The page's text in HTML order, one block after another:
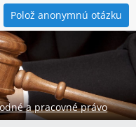
Polož anonymnú otázku
a pracovné právo